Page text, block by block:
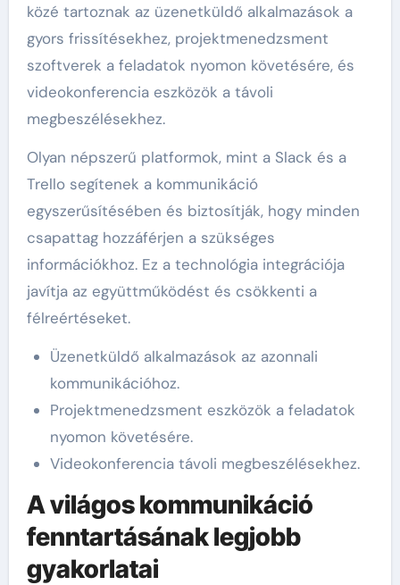
közé tartoznak az üzenetküldő alkalmazások a
gyors frissítésekhez, projektmenedzsment
szoftverek a feladatok nyomon követésére, és
videokonferencia eszközök a távoli
megbeszélésekhez.
Olyan népszerű platformok, mint a Slack és a
Trello segítenek a kommunikáció
egyszerűsítésében és biztosítják, hogy minden
csapattag hozzáférjen a szükséges
információkhoz. Ez a technológia integrációja
javítja az együttműködést és csökkenti a
félreértéseket.
Üzenetküldő alkalmazások az azonnali
kommunikációhoz.
Projektmenedzsment eszközök a feladatok
nyomon követésére.
Videokonferencia távoli megbeszélésekhez.
A világos kommunikáció
fenntartásának legjobb
gyakorlatai